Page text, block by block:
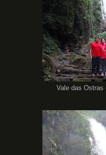
Vale das Ostras